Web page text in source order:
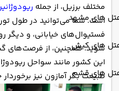
های مشهد
های کیش
های قشم
مختلف برزیل، از جمله
است. شما می‌توانید در طول تور،
فستیوال‌های خیابانی، و دیگر
شوید. همچنین، از فرصت‌های
این کشور مانند سواحل
طبیعت بکر آمازون نیز